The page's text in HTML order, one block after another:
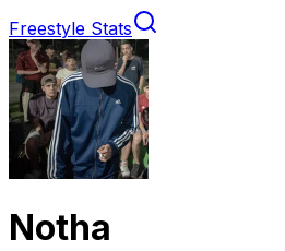
Freestyle Stats
Notha